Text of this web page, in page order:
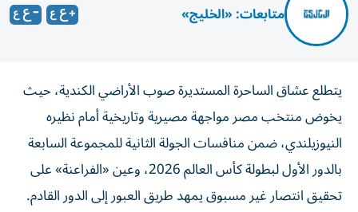
متابعات: «الخليج»
يتطلع عشاق الساحرة المستديرة صوب الأراضي الكندية، حيث
يخوض منتخب مصر مواجهة مصيرية وتاريخية أمام نظيره
النيوزيلندي، ضمن منافسات الجولة الثانية للمجموعة السابعة
بالدور الأول لبطولة كأس العالم 2026، وعين «الفراعنة» على
تحقيق انتصار غير مسبوق يمهد طريق العبور إلى الدور القادم.